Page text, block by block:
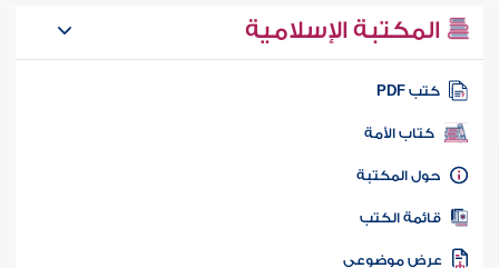
المكتبة الإسلامية
كتب PDF
كتاب الأمة
المكتبة